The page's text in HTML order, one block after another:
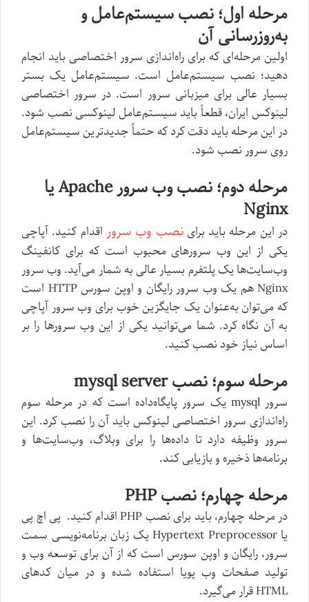
مرحله اول؛ نصب سیستم‌عامل و
به‌روزرسانی آن
اولین مرحله‌ای که برای راه‌اندازی سرور اختصاصی باید انجام
دهید؛ نصب سیستم‌عامل است. سیستم‌عامل یک بستر
بسیار عالی برای میزبانی سرور است. در سرور اختصاصی
لینوکس ایران، قطعاً باید سیستم‌عامل لینوکسی نصب شود.
در این مرحله باید دقت کرد که حتماً جدیدترین سیستم‌عامل
روی سرور نصب شود.
مرحله دوم؛ نصب وب سرورApacheیا
Nginx
در این مرحله باید براینصب وب سرور اقدام کنید. آپاچی
یکی از این وب سرورهای محبوب است که برای کانفینگ
وب‌سایت‌ها یک پلتفرم بسیار عالی به شمار می‌آید. وب سرور
Nginx هم یک وب سرور رایگان و اوپن سورس HTTP است
که می‌توان به‌عنوان یک جایگزین خوب برای وب سرور آپاچی
به آن نگاه کرد. شما می‌توانید یکی از این وب سرورها را بر
اساس نیاز خود نصب کنید.
مرحله سوم؛ نصبmysql server
سرور mysql یک سرور پایگاه‌داده است که در مرحله سوم
راه‌اندازی سرور اختصاصی لینوکس باید آن را نصب کرد. این
سرور وظیفه دارد تا داده‌ها را برای وبلاگ، وب‌سایت‌ها و
برنامه‌ها ذخیره و بازیابی کند.
مرحله چهارم؛ نصبPHP
در مرحله چهارم، باید برای نصب PHP اقدام کنید. پی اچ پی
یا Hypertext Preprocessor یک زبان برنامه‌نویسی سمت
سرور، رایگان و اوپن سورس است که از آن برای توسعه وب و
تولید صفحات وب پویا استفاده شده و در میان کدهای
HTML قرار می‌گیرد.